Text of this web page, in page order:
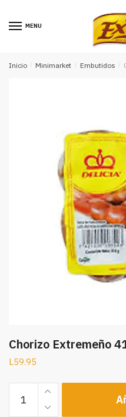
MENU
Inicio / Minimarket / Embutidos /
Chorizo Extremeño
L59.95
Extremeño